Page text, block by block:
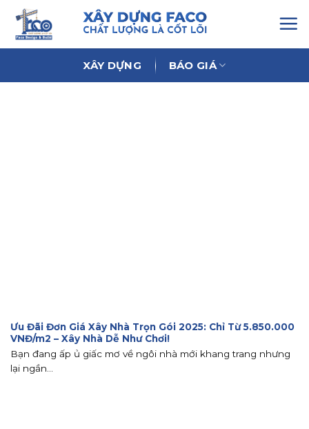
Chuyển
đến
nội
XÂY DỰNG BÁO GIÁ
Ưu Đãi Đơn Giá Xây Nhà Trọn Gói 2025: Chỉ Từ 5.850.000
VNĐ/m2 – Xây Nhà Dễ Như Chơi!
Bạn đang ấp ủ giấc mơ về ngôi nhà mới khang trang nhưng
lại ngần...